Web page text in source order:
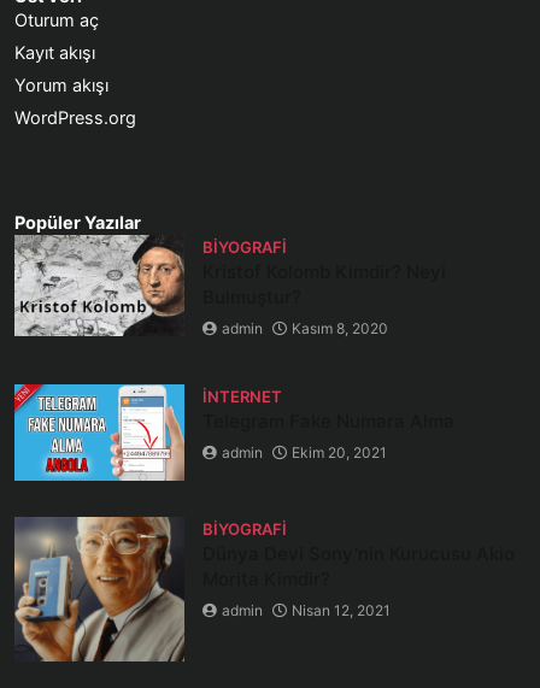
Oturum aç
Kayıt akışı
Yorum akışı
WordPress.org
Popüler Yazılar
BIYOGRAFI
admin Kasım 8, 2020
İNTERNET
admin Ekim 20, 2021
BIYOGRAFI
admin Nisan 12, 2021